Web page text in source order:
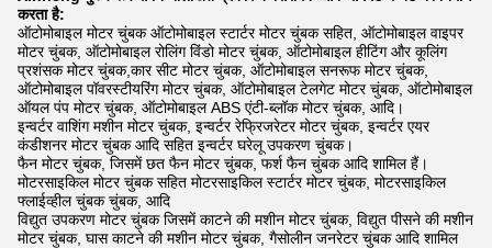
करता है:
ऑटोमोबाइल मोटर चुंबक ऑटोमोबाइल स्टार्टर मोटर चुंबक सहित, ऑटोमोबाइल वाइपर
मोटर चुंबक, ऑटोमोबाइल रोलिंग विंडो मोटर चुंबक, ऑटोमोबाइल हीटिंग और कूलिंग
प्रशंसक मोटर चुंबक,कार सीट मोटर चुंबक, ऑटोमोबाइल सनरूफ मोटर चुंबक,
ऑटोमोबाइल पॉवरस्टीयरिंग मोटर चुंबक, ऑटोमोबाइल टेलगेट मोटर चुंबक, ऑटोमोबाइल
ऑयल पंप मोटर चुंबक, ऑटोमोबाइल ABS एंटी-ब्लॉक मोटर चुंबक, आदि।
इन्वर्टर वाशिंग मशीन मोटर चुंबक, इन्वर्टर रेफ्रिजरेटर मोटर चुंबक, इन्वर्टर एयर
कंडीशनर मोटर चुंबक आदि सहित इन्वर्टर घरेलू उपकरण चुंबक।
फैन मोटर चुंबक, जिसमें छत फैन मोटर चुंबक, फर्श फैन चुंबक आदि शामिल हैं।
मोटरसाइकिल मोटर चुंबक सहित मोटरसाइकिल स्टार्टर मोटर चुंबक, मोटरसाइकिल
फ्लाईव्हील चुंबक चुंबक, आदि
विद्युत उपकरण मोटर चुंबक जिसमें काटने की मशीन मोटर चुंबक, विद्युत पीसने की मशीन
मोटर चुंबक, घास काटने की मशीन मोटर चुंबक, गैसोलीन जनरेटर चुंबक आदि शामिल